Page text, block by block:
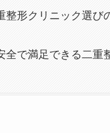
整形クリニック選び
全で満足できる二重